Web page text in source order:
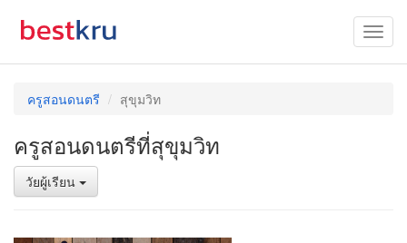
ครูสอนดนตรี สุขุมวิท
ครูสอนดนตรีที่สุขุมวิท
วัยผู้เรียน